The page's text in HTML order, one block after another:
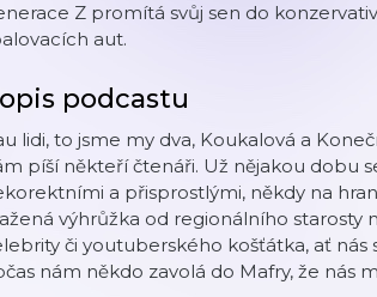
Z promítá svůj sen do
aut.
podcastu
lidi, to jsme my dva, Koukalová a
píší někteří čtenáři. Už nějakou dobu
a přisprostlými, někdy na
výhrůžka od regionálního
či youtuberského košťátka, ať
nám někdo zavolá do Mafry, že nás